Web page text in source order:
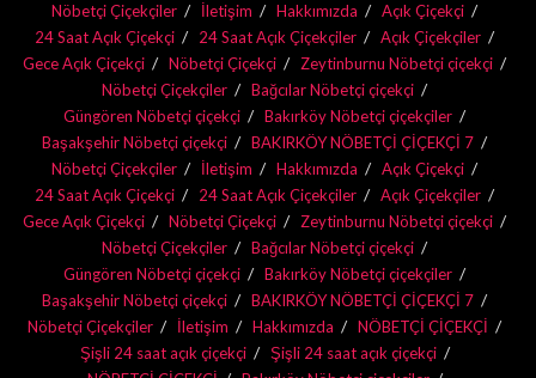
Nöbetçi Çiçekçiler
İletişim Hakkımızda
Açık Çiçekçi
24 Saat Açık Çiçekçi
24 Saat Açık Çiçekçiler
Açık Çiçekçiler
Gece Açık Çiçekçi
Nöbetçi Çiçekçi
Zeytinburnu Nöbetçi çiçekçi
Nöbetçi Çiçekçiler
Bağcılar Nöbetçi çiçekçi
Güngören Nöbetçi çiçekçi
Bakırköy Nöbetçi çiçekçiler
Başakşehir Nöbetçi çiçekçi
BAKIRKÖY NÖBETÇİ ÇİÇEKÇİ 7
Nöbetçi Çiçekçiler
İletişim Hakkımızda
Açık Çiçekçi
24 Saat Açık Çiçekçi
24 Saat Açık Çiçekçiler
Açık Çiçekçiler
Gece Açık Çiçekçi
Nöbetçi Çiçekçi
Zeytinburnu Nöbetçi çiçekçi
Nöbetçi Çiçekçiler
Bağcılar Nöbetçi çiçekçi
Güngören Nöbetçi çiçekçi
Bakırköy Nöbetçi çiçekçiler
Başakşehir Nöbetçi çiçekçi
BAKIRKÖY NÖBETÇİ ÇİÇEKÇİ 7
Nöbetçi Çiçekçiler
İletişim Hakkımızda
NÖBETÇİ ÇİÇEKÇİ
Şişli 24 saat açık çiçekçi
Şişli 24 saat açık çiçekçi